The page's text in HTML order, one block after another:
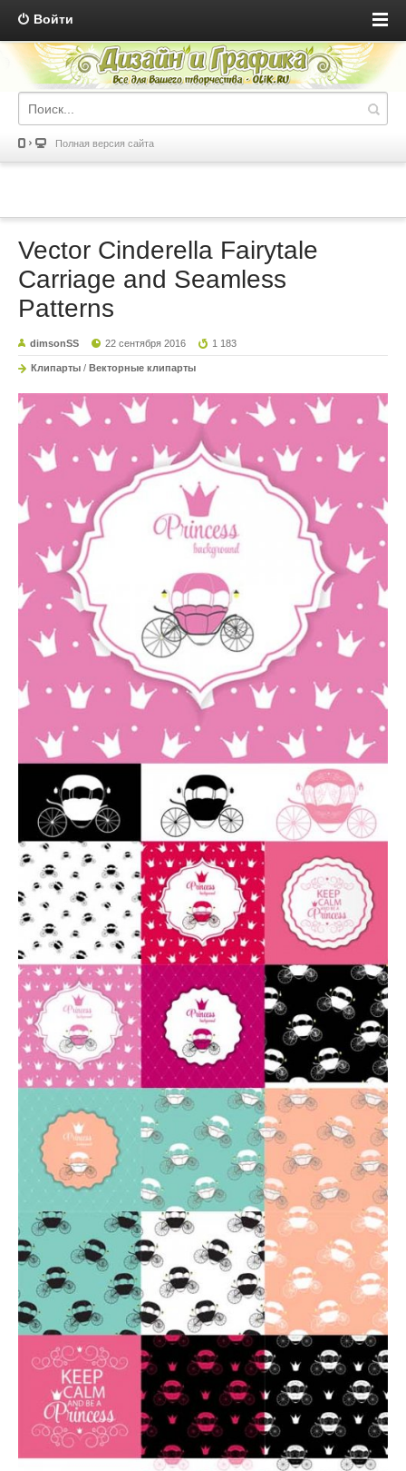
Войти
Полная версия сайта
Vector Cinderella Fairytale
Carriage and Seamless
Patterns
dimsonSS 22 сентября 2016 1 183
Клипарты / Векторные клипарты